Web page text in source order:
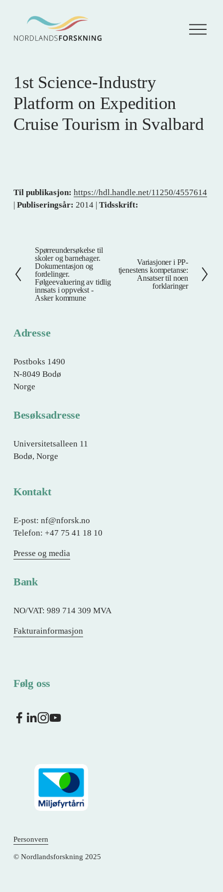
Å
p
1st Science-Industry
Platform on Expedition
Cruise Tourism in Svalbard
Til publikasjon: https://hdl.handle.net/11250/4557614
Publiseringsår: 2014 | Tidsskrift:
F
o
r
r
i
Spørreundersøkelse til
skoler og barnehager.
Dokumentasjon og
fordelinger.
Følgeevaluering av tidlig
innsats i oppvekst -
Asker kommune
Variasjoner i PP-
tjenestens kompetanse:
Ansatser til noen
forklaringer
Adresse
Postboks 1490
N-8049 Bodø
Norge
Besøksadresse
Universitetsalleen 11
Bodø, Norge
Kontakt
E-post: nf@nforsk.no
Telefon: +47 75 41 18 10
Presse og media
Bank
NO/VAT: 989 714 309 MVA
Fakturainformasjon
Følg oss
Personvern
© Nordlandsforskning 2025